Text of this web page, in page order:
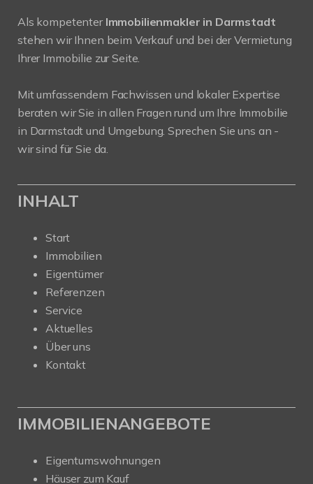
Als kompetenter Immobilienmakler in Darmstadt
stehen wir Ihnen beim Verkauf und bei der Vermietung
Ihrer Immobilie zur Seite.
Mit umfassendem Fachwissen und lokaler Expertise
beraten wir Sie in allen Fragen rund um Ihre Immobilie
in Darmstadt und Umgebung. Sprechen Sie uns an -
wir sind für Sie da.
INHALT
Start
Immobilien
Eigentümer
Referenzen
Service
Aktuelles
Über uns
Kontakt
IMMOBILIENANGEBOTE
Eigentumswohnungen
Häuser zum Kauf